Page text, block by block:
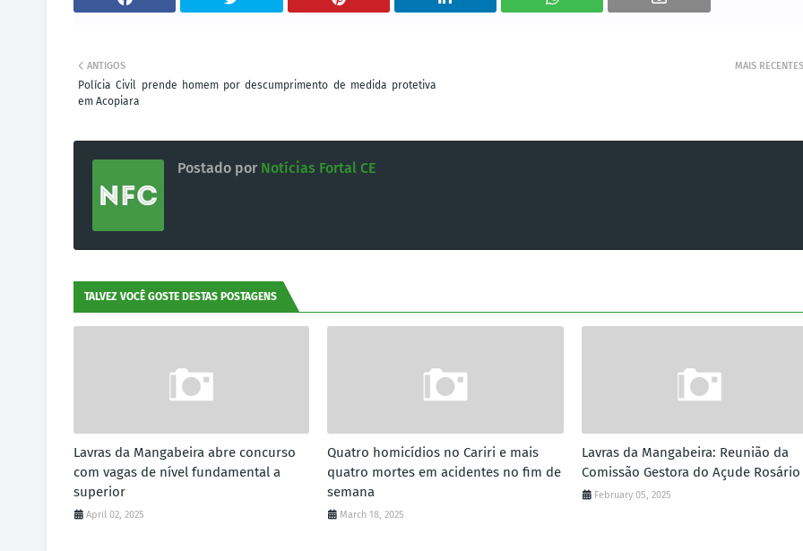
MAIS RECENTES
ANTIGOS
Polícia Civil prende homem por descumprimento de medida protetiva
em Acopiara
Postado por Notícias Fortal CE
TALVEZ VOCÊ GOSTE DESTAS POSTAGENS
Lavras da Mangabeira abre concurso
com vagas de nível fundamental a
superior
April 02, 2025
Quatro homicídios no Cariri e mais
quatro mortes em acidentes no fim de
semana
March 18, 2025
Lavras da Mangabeira: Reunião da
Comissão Gestora do Açude Rosário
February 05, 2025